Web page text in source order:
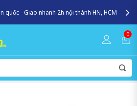
quốc - Giao nhanh 2h nội thành HN, HCM
0